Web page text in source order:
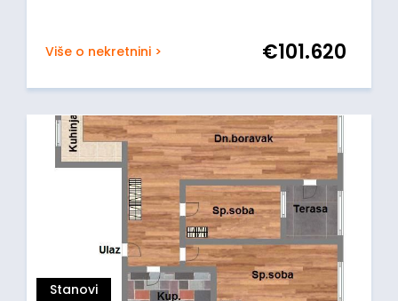
Više o nekretnini > €101.620
Stanovi